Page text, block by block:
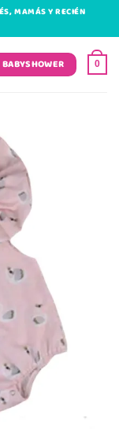
MAMÁS Y RECIÉN
BABYSHOWER 0